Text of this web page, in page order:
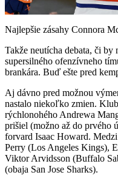
Najlepšie zásahy Connora
Takže neutícha debata, či
supersilného ofenzívneho
brankára. Buď ešte pred
Aj dávno pred možnou
nastalo niekoľko zmien.
rýchlonohého Andrewa
prišiel (možno až do prvého
forvard Isaac Howard.
Perry (Los Angeles Kings),
Viktor Arvidsson (Buffalo
(obaja San Jose Sharks).